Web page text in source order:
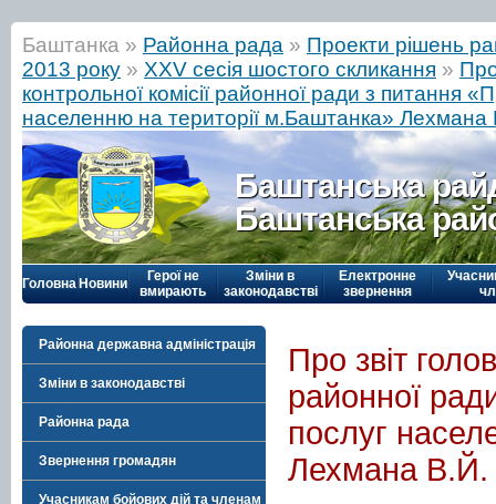
Баштанка » Районна рада » Проекти рішень
2013 року » ХХV сесія шостого скликання »
контрольної комісії районної ради з питання
населенню на території м.Баштанка»
Баштанська
Баштанська
Головна Новини
Герої не
вмирають
Зміни в
законодавстві
Електронне
звернення
Районна державна адміністрація
Зміни в законодавстві
Районна рада
Звернення громадян
Учасникам бойових дій та членам
Про звіт
районної
послуг
Лехмана В.Й.